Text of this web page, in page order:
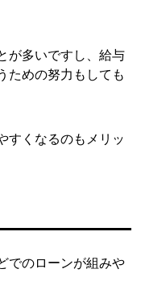
が多いですし、給与
ための努力もしても
すくなるのもメリッ
でのローンが組みや